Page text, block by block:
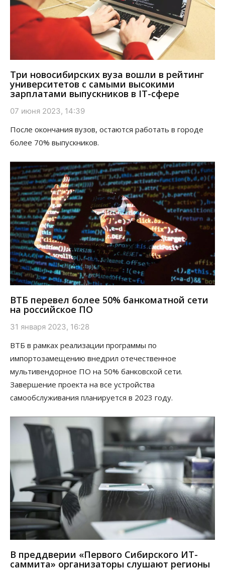
Три новосибирских вуза вошли в рейтинг
университетов с самыми высокими
зарплатами выпускников в IT-сфере
07 июня 2023, 14:39
После окончания вузов, остаются работать в городе
более 70% выпускников.
ВТБ перевел более 50% банкоматной сети
на российское ПО
31 января 2023, 16:28
ВТБ в рамках реализации программы по
импортозамещению внедрил отечественное
мультивендорное ПО на 50% банковской сети.
Завершение проекта на все устройства
самообслуживания планируется в 2023 году.
В преддверии «Первого Сибирского ИТ-
саммита» организаторы слушают регионы